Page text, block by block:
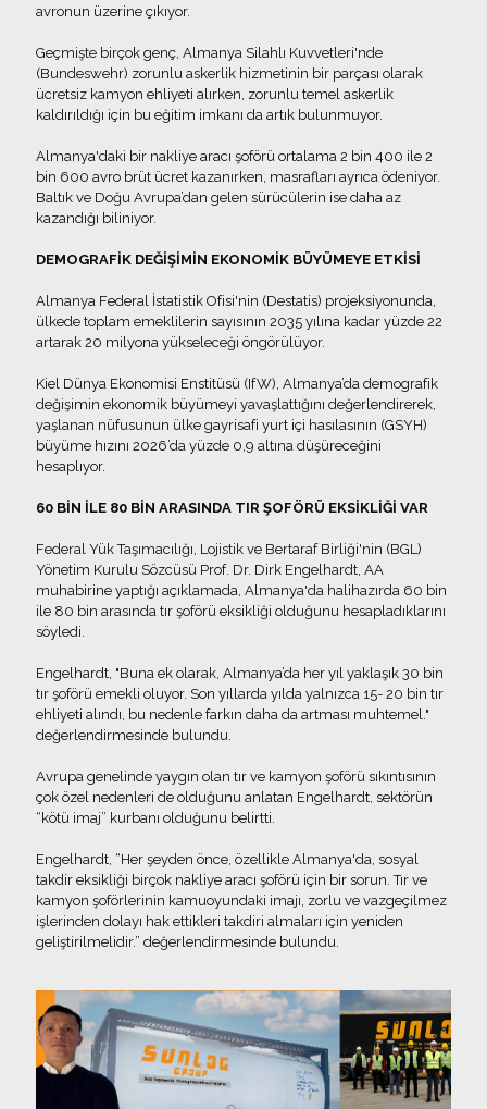
avronun üzerine çıkıyor.
Geçmişte birçok genç, Almanya Silahlı Kuvvetleri'nde
(Bundeswehr) zorunlu askerlik hizmetinin bir parçası olarak
ücretsiz kamyon ehliyeti alırken, zorunlu temel askerlik
kaldırıldığı için bu eğitim imkanı da artık bulunmuyor.
Almanya'daki bir nakliye aracı şoförü ortalama 2 bin 400 ile 2
bin 600 avro brüt ücret kazanırken, masrafları ayrıca ödeniyor.
Baltık ve Doğu Avrupa’dan gelen sürücülerin ise daha az
kazandığı biliniyor.
DEMOGRAFİK DEĞİŞİMİN EKONOMİK BÜYÜMEYE ETKİSİ
Almanya Federal İstatistik Ofisi'nin (Destatis) projeksiyonunda,
ülkede toplam emeklilerin sayısının 2035 yılına kadar yüzde 22
artarak 20 milyona yükseleceği öngörülüyor.
Kiel Dünya Ekonomisi Enstitüsü (IfW), Almanya’da demografik
değişimin ekonomik büyümeyi yavaşlattığını değerlendirerek,
yaşlanan nüfusunun ülke gayrisafi yurt içi hasılasının (GSYH)
büyüme hızını 2026’da yüzde 0,9 altına düşüreceğini
hesaplıyor.
60 BİN İLE 80 BİN ARASINDA TIR ŞOFÖRÜ EKSİKLİĞİ VAR
Federal Yük Taşımacılığı, Lojistik ve Bertaraf Birliği'nin (BGL)
Yönetim Kurulu Sözcüsü Prof. Dr. Dirk Engelhardt, AA
muhabirine yaptığı açıklamada, Almanya'da halihazırda 60 bin
ile 80 bin arasında tır şoförü eksikliği olduğunu hesapladıklarını
söyledi.
Engelhardt, "Buna ek olarak, Almanya’da her yıl yaklaşık 30 bin
tır şoförü emekli oluyor. Son yıllarda yılda yalnızca 15- 20 bin tır
ehliyeti alındı, bu nedenle farkın daha da artması muhtemel."
değerlendirmesinde bulundu.
Avrupa genelinde yaygın olan tır ve kamyon şoförü sıkıntısının
çok özel nedenleri de olduğunu anlatan Engelhardt, sektörün
“kötü imaj” kurbanı olduğunu belirtti.
Engelhardt, “Her şeyden önce, özellikle Almanya'da, sosyal
takdir eksikliği birçok nakliye aracı şoförü için bir sorun. Tır ve
kamyon şoförlerinin kamuoyundaki imajı, zorlu ve vazgeçilmez
işlerinden dolayı hak ettikleri takdiri almaları için yeniden
geliştirilmelidir.” değerlendirmesinde bulundu.